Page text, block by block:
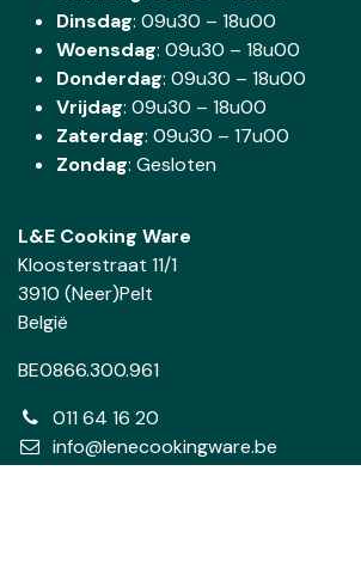
Dinsdag: 09u30 – 18u00
Woensdag: 09u30 – 18u00
Donderdag: 09u30 – 18u00
Vrijdag: 09u30 – 18u00
Zaterdag: 09u30 – 17u00
Zondag: Gesloten
L&E Cooking Ware
Kloosterstraat 11/1
3910 (Neer)Pelt
België
BE0866.300.961
011 64 16 20
info@lenecookingware.be